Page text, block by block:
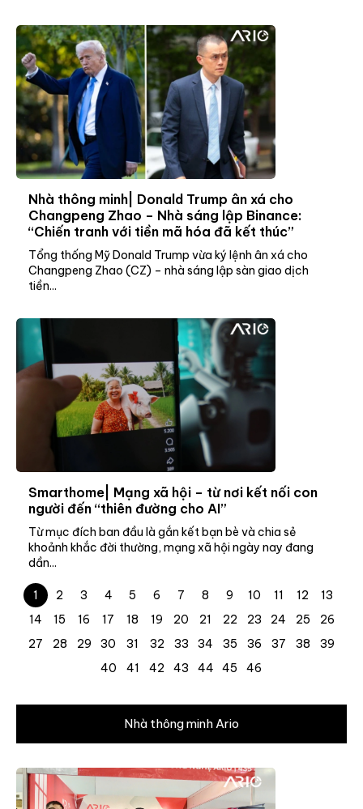
Nhà thông minh| Donald Trump ân xá cho
Changpeng Zhao – Nhà sáng lập Binance:
“Chiến tranh với tiền mã hóa đã kết thúc”
Tổng thống Mỹ Donald Trump vừa ký lệnh ân xá cho
Changpeng Zhao (CZ) – nhà sáng lập sàn giao dịch
tiền...
Smarthome| Mạng xã hội – từ nơi kết nối con
người đến “thiên đường cho AI”
Từ mục đích ban đầu là gắn kết bạn bè và chia sẻ
khoảnh khắc đời thường, mạng xã hội ngày nay đang
dần...
1 2 3 4 5 6 7 8 9 10 11 12
13
14
15 16 17 18 19 20 21 22 23 24 25
26
27
28 29 30 31 32 33 34 35 36 37 38
39
40
41 42 43 44 45 46
Nhà thông minh Ario